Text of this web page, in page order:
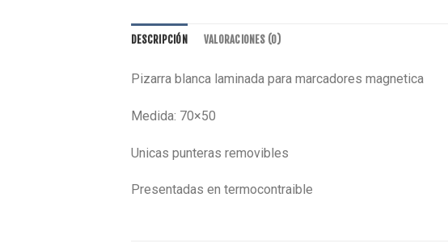
DESCRIPCIÓN VALORACIONES (0)
Pizarra blanca laminada para marcadores magnetica
Medida: 70×50
Unicas punteras removibles
Presentadas en termocontraible